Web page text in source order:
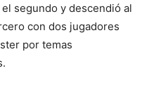
segundo y descendió al
con dos jugadores
por temas